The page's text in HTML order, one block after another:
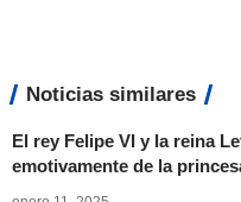
Noticias similares
El rey Felipe VI y la reina
emotivamente de la